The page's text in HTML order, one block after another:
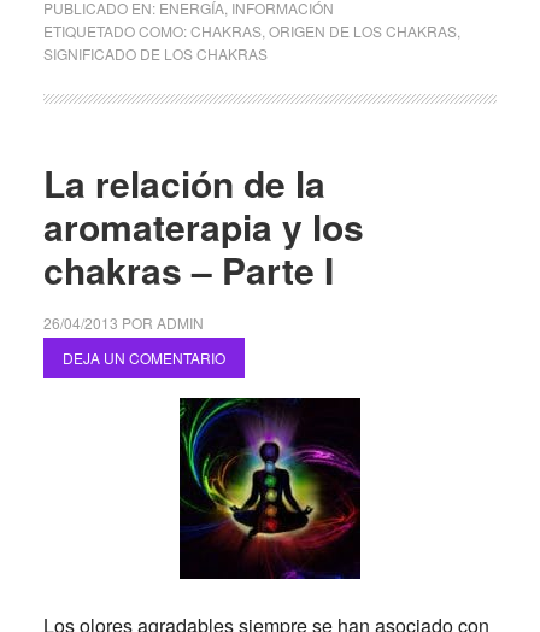
PUBLICADO EN: ENERGÍA, INFORMACIÓN
ETIQUETADO COMO:CHAKRAS, ORIGEN DE LOS CHAKRAS,
SIGNIFICADO DE LOS CHAKRAS
La relación de la
aromaterapia y los
chakras – Parte I
26/04/2013 POR ADMIN
DEJA UN COMENTARIO
Los olores agradables siempre se han asociado con